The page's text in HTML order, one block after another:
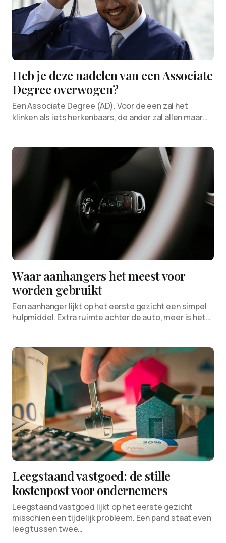
Heb je deze nadelen van een Associate
Degree overwogen?
Een Associate Degree (AD). Voor de een zal het
klinken als iets herkenbaars, de ander zal allen maar…
Waar aanhangers het meest voor
worden gebruikt
Een aanhanger lijkt op het eerste gezicht een simpel
hulpmiddel. Extra ruimte achter de auto, meer is het…
Leegstaand vastgoed: de stille
kostenpost voor ondernemers
Leegstaand vastgoed lijkt op het eerste gezicht
misschien een tijdelijk probleem. Een pand staat even
leeg tussen twee…